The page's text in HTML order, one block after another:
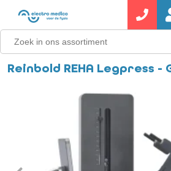
Reinbold REHA Legpress